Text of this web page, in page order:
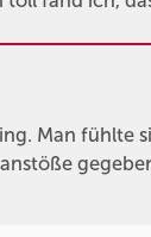
Man fühlte